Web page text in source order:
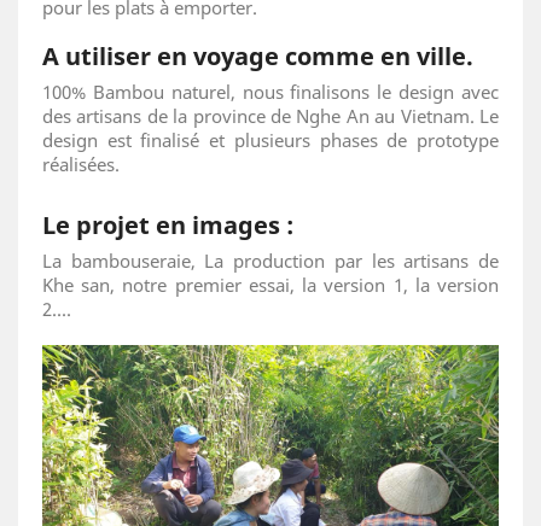
pour les plats à emporter.
A utiliser en voyage comme en ville.
100% Bambou naturel, nous finalisons le design avec
des artisans de la province de Nghe An au Vietnam. Le
design est finalisé et plusieurs phases de prototype
réalisées.
Le projet en images :
La bambouseraie, La production par les artisans de
Khe san, notre premier essai, la version 1, la version
2....